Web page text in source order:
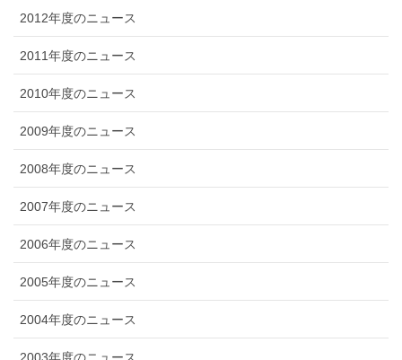
2012年度のニュース
2011年度のニュース
2010年度のニュース
2009年度のニュース
2008年度のニュース
2007年度のニュース
2006年度のニュース
2005年度のニュース
2004年度のニュース
2003年度のニュース